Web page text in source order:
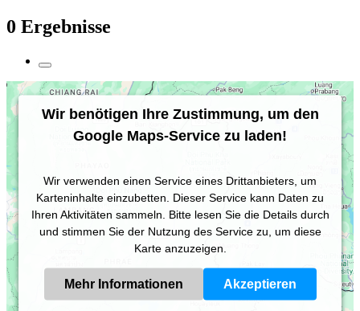
0 Ergebnisse
Wir benötigen Ihre Zustimmung, um den
Google Maps-Service zu laden!
Wir verwenden einen Service eines Drittanbieters, um
Karteninhalte einzubetten. Dieser Service kann Daten zu
Ihren Aktivitäten sammeln. Bitte lesen Sie die Details durch
und stimmen Sie der Nutzung des Service zu, um diese
Karte anzuzeigen.
Mehr Informationen Akzeptieren